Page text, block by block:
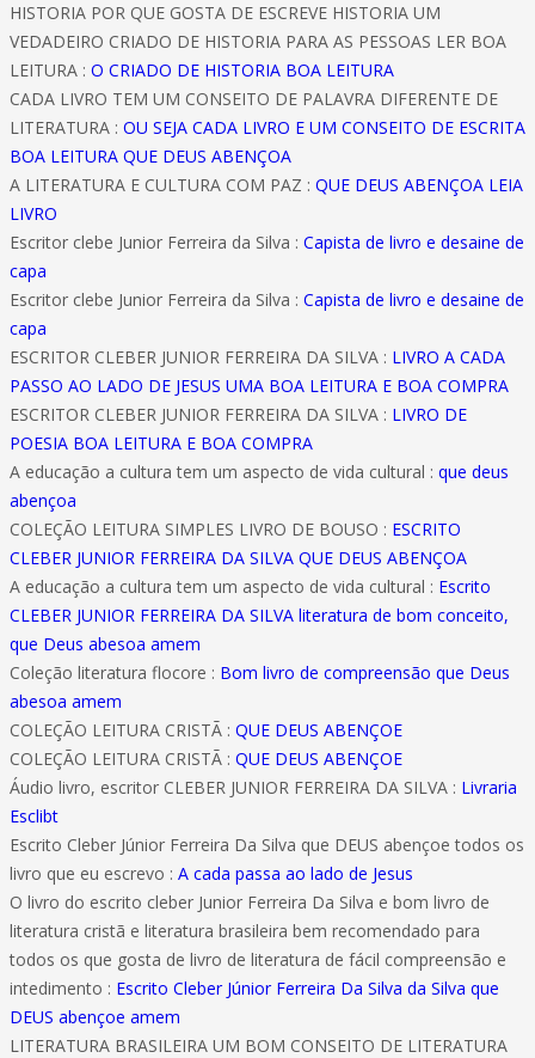
HISTORIA POR QUE GOSTA DE ESCREVE HISTORIA UM
VEDADEIRO CRIADO DE HISTORIA PARA AS PESSOAS LER BOA
LEITURA : O CRIADO DE HISTORIA BOA LEITURA
CADA LIVRO TEM UM CONSEITO DE PALAVRA DIFERENTE DE
LITERATURA : OU SEJA CADA LIVRO E UM CONSEITO DE ESCRITA
BOA LEITURA QUE DEUS ABENÇOA
A LITERATURA E CULTURA COM PAZ : QUE DEUS ABENÇOA LEIA
LIVRO
Escritor clebe Junior Ferreira da Silva : Capista de livro e desaine de
capa
Escritor clebe Junior Ferreira da Silva : Capista de livro e desaine de
capa
ESCRITOR CLEBER JUNIOR FERREIRA DA SILVA : LIVRO A CADA
PASSO AO LADO DE JESUS UMA BOA LEITURA E BOA COMPRA
ESCRITOR CLEBER JUNIOR FERREIRA DA SILVA : LIVRO DE
POESIA BOA LEITURA E BOA COMPRA
A educação a cultura tem um aspecto de vida cultural : que deus
abençoa
COLEÇÃO LEITURA SIMPLES LIVRO DE BOUSO : ESCRITO
CLEBER JUNIOR FERREIRA DA SILVA QUE DEUS ABENÇOA
A educação a cultura tem um aspecto de vida cultural : Escrito
CLEBER JUNIOR FERREIRA DA SILVA literatura de bom conceito,
que Deus abesoa amem
Coleção literatura flocore : Bom livro de compreensão que Deus
abesoa amem
COLEÇÃO LEITURA CRISTÃ : QUE DEUS ABENÇOE
COLEÇÃO LEITURA CRISTÃ : QUE DEUS ABENÇOE
Áudio livro, escritor CLEBER JUNIOR FERREIRA DA SILVA : Livraria
Esclibt
Escrito Cleber Júnior Ferreira Da Silva que DEUS abençoe todos os
livro que eu escrevo : A cada passa ao lado de Jesus
O livro do escrito cleber Junior Ferreira Da Silva e bom livro de
literatura cristã e literatura brasileira bem recomendado para
todos os que gosta de livro de literatura de fácil compreensão e
intedimento : Escrito Cleber Júnior Ferreira Da Silva da Silva que
DEUS abençoe amem
LITERATURA BRASILEIRA UM BOM CONSEITO DE LITERATURA